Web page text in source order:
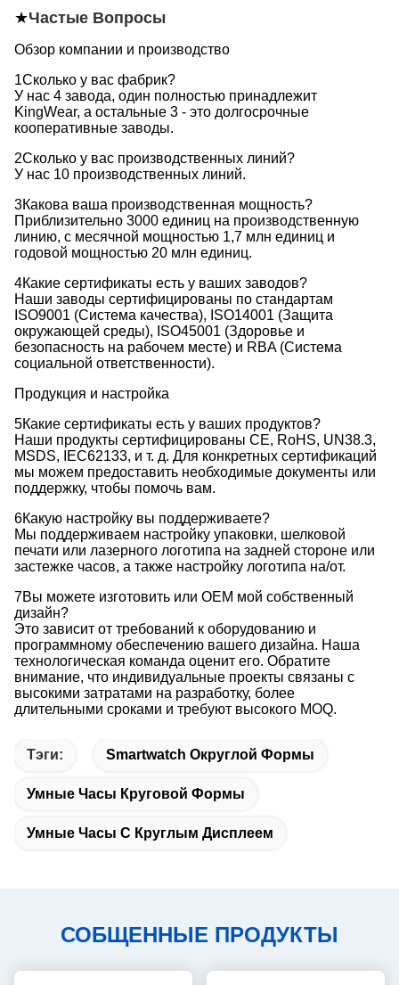
★Частые Вопросы
Обзор компании и производство
1Сколько у вас фабрик?
У нас 4 завода, один полностью принадлежит
KingWear, а остальные 3 - это долгосрочные
кооперативные заводы.
2Сколько у вас производственных линий?
У нас 10 производственных линий.
3Какова ваша производственная мощность?
Приблизительно 3000 единиц на производственную
линию, с месячной мощностью 1,7 млн единиц и
годовой мощностью 20 млн единиц.
4Какие сертификаты есть у ваших заводов?
Наши заводы сертифицированы по стандартам
ISO9001 (Система качества), ISO14001 (Защита
окружающей среды), ISO45001 (Здоровье и
безопасность на рабочем месте) и RBA (Система
социальной ответственности).
Продукция и настройка
5Какие сертификаты есть у ваших продуктов?
Наши продукты сертифицированы CE, RoHS, UN38.3,
MSDS, IEC62133, и т. д. Для конкретных сертификаций
мы можем предоставить необходимые документы или
поддержку, чтобы помочь вам.
6Какую настройку вы поддерживаете?
Мы поддерживаем настройку упаковки, шелковой
печати или лазерного логотипа на задней стороне или
застежке часов, а также настройку логотипа на/от.
7Вы можете изготовить или OEM мой собственный
дизайн?
Это зависит от требований к оборудованию и
программному обеспечению вашего дизайна. Наша
технологическая команда оценит его. Обратите
внимание, что индивидуальные проекты связаны с
высокими затратами на разработку, более
длительными сроками и требуют высокого MOQ.
Тэги: Smartwatch Округлой Формы
Умные Часы Круговой Формы
Умные Часы С Круглым Дисплеем
СОБЩЕННЫЕ ПРОДУКТЫ